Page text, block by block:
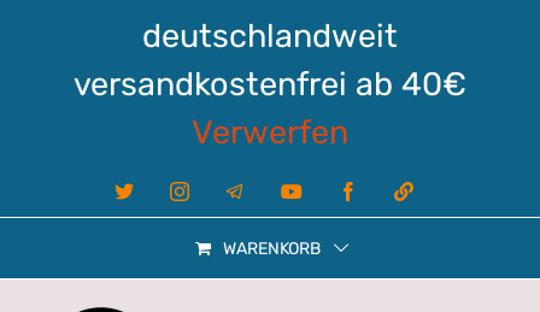
deutschlandweit
versandkostenfrei ab 40€
Verwerfen
X InstagramTelegram YouTube FacebookLinktree
WARENKORB